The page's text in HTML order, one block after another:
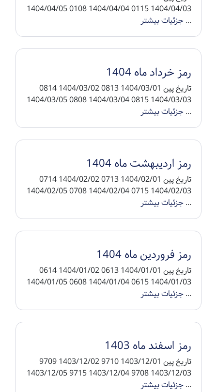
1404/04/03 0115 1404/04/04 0108 1404/04/05
...جزئیات بیشتر
رمز خرداد ماه 1404
تاریخ پین 1404/03/01 0813 1404/03/02 0814
1404/03/03 0815 1404/03/04 0808 1404/03/05
...جزئیات بیشتر
رمز اردیبهشت ماه 1404
تاریخ پین 1404/02/01 0713 1404/02/02 0714
1404/02/03 0715 1404/02/04 0708 1404/02/05
...جزئیات بیشتر
رمز فروردین ماه 1404
تاریخ پین 1404/01/01 0613 1404/01/02 0614
1404/01/03 0615 1404/01/04 0608 1404/01/05
...جزئیات بیشتر
رمز اسفند ماه 1403
تاریخ پین 1403/12/01 9710 1403/12/02 9709
1403/12/03 9708 1403/12/04 9715 1403/12/05
...جزئیات بیشتر